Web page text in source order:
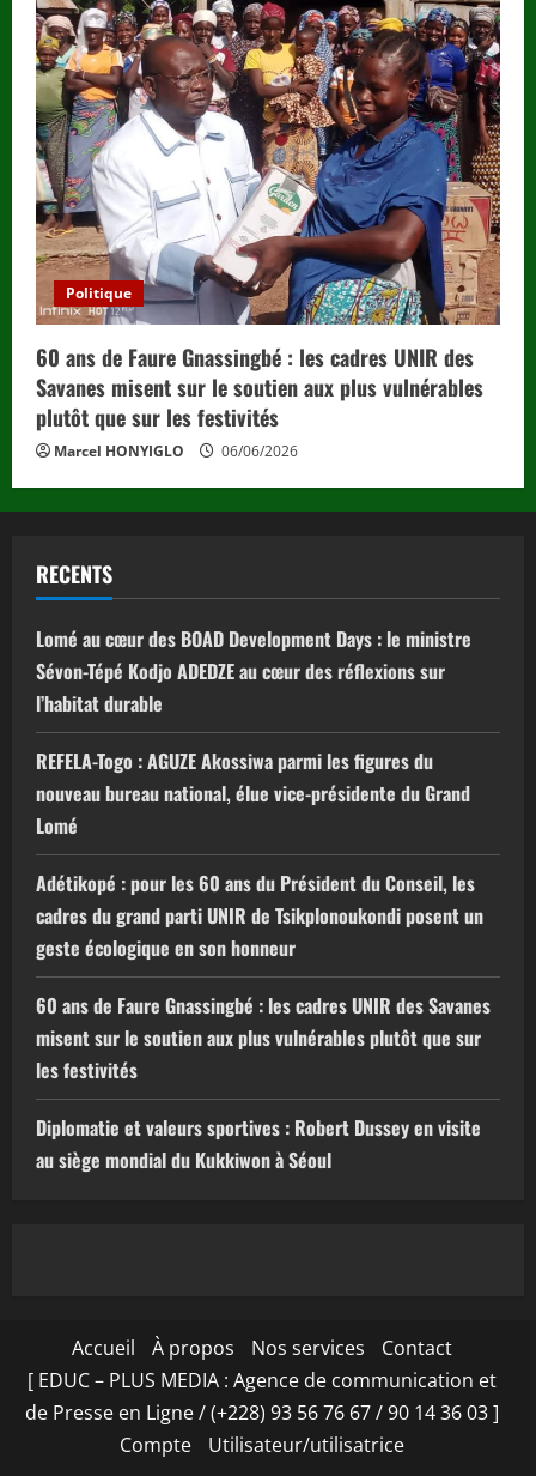
Politique
60 ans de Faure Gnassingbé : les cadres UNIR des
Savanes misent sur le soutien aux plus vulnérables
plutôt que sur les festivités
Marcel HONYIGLO 06/06/2026
RECENTS
Lomé au cœur des BOAD Development Days : le ministre
Sévon-Tépé Kodjo ADEDZE au cœur des réflexions sur
l’habitat durable
REFELA-Togo : AGUZE Akossiwa parmi les figures du
nouveau bureau national, élue vice-présidente du Grand
Lomé
Adétikopé : pour les 60 ans du Président du Conseil, les
cadres du grand parti UNIR de Tsikplonoukondi posent un
geste écologique en son honneur
60 ans de Faure Gnassingbé : les cadres UNIR des Savanes
misent sur le soutien aux plus vulnérables plutôt que sur
les festivités
Diplomatie et valeurs sportives : Robert Dussey en visite
au siège mondial du Kukkiwon à Séoul
Accueil À propos Nos services
Contact
[ EDUC – PLUS MEDIA : Agence de communication et
de Presse en Ligne / (+228) 93 56 76 67 / 90 14 36 03 ]
Compte
Utilisateur/utilisatrice